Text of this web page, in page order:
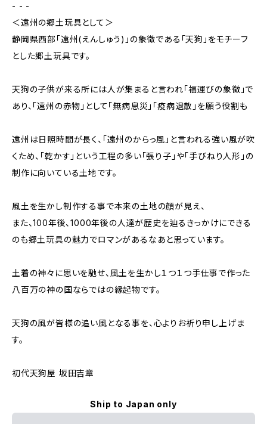
- - -
＜遠州の郷土玩具として＞
静岡県西部「遠州(えんしゅう)」の象徴である「天狗」をモチーフ
とした郷土玩具です。
天狗の子供が来る所には人が集まると言われ「福運びの象徴」で
あり、「遠州の赤物」として「無病息災」「疫病退散」を願う役割も
遠州は日照時間が長く、「遠州のからっ風」と言われる強い風が吹
くため、「乾かす」という工程の多い「張り子」や「手びねり人形」の
制作に向いている土地です。
風土を生かし制作する事で本来の土地の顔が見え、
また、100年後、1000年後の人達が歴史を辿るきっかけにできる
のも郷土玩具の魅力でロマンがあるなあと思っています。
土着の神々に思いを馳せ、風土を生かし１つ１つ手仕事で作った
八百万の神の国ならではの縁起物です。
天狗の風が皆様の追い風となる事を、心よりお祈り申し上げま
す。
初代天狗屋 坂田吉章
Ship to Japan only